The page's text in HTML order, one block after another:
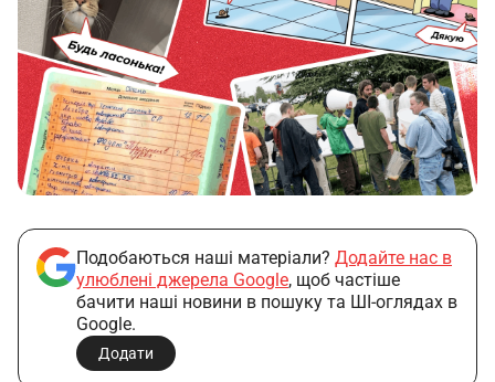
Подобаються наші матеріали? Додайте нас в
улюблені джерела Google, щоб частіше
бачити наші новини в пошуку та ШІ-оглядах в
Google.
Додати